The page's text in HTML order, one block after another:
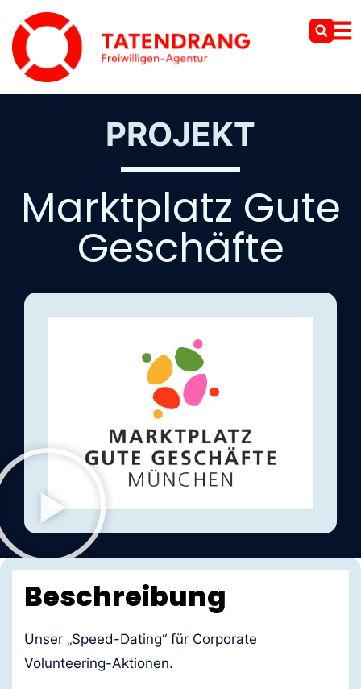
PROJEKT
Marktplatz Gute
Geschäfte
Beschreibung
Unser „Speed-Dating“ für Corporate
Volunteering-Aktionen.